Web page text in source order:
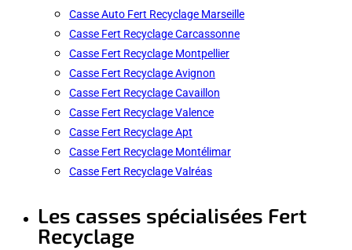
Casse Auto Fert Recyclage Marseille
Casse Fert Recyclage Carcassonne
Casse Fert Recyclage Montpellier
Casse Fert Recyclage Avignon
Casse Fert Recyclage Cavaillon
Casse Fert Recyclage Valence
Casse Fert Recyclage Apt
Casse Fert Recyclage Montélimar
Casse Fert Recyclage Valréas
Les casses spécialisées Fert
Recyclage